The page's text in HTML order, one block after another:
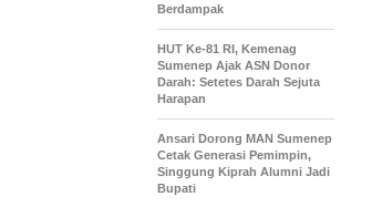
Berdampak
HUT Ke-81 RI, Kemenag
Sumenep Ajak ASN Donor
Darah: Setetes Darah Sejuta
Harapan
Ansari Dorong MAN Sumenep
Cetak Generasi Pemimpin,
Singgung Kiprah Alumni Jadi
Bupati